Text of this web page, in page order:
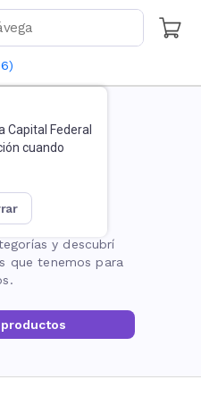
)
Capital Federal
cuando
existe
y descubrí
que tenemos para